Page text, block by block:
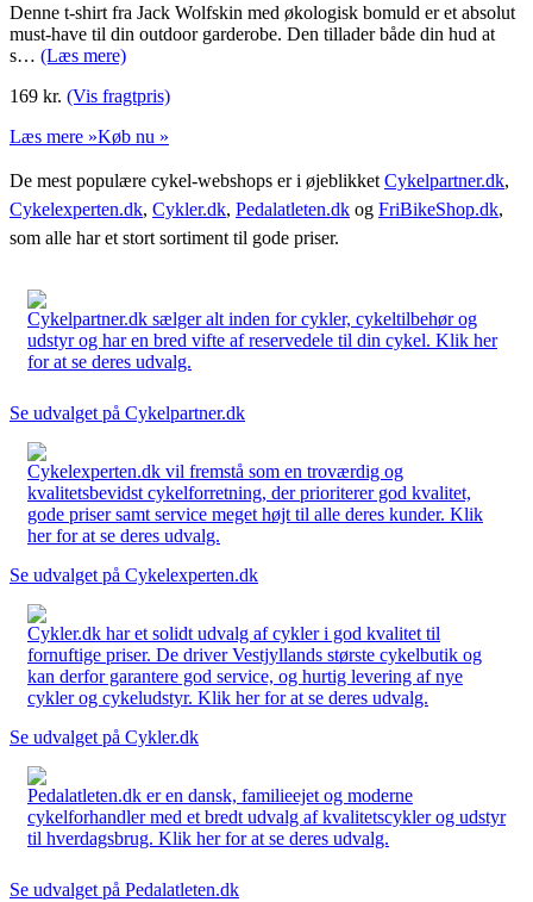
Denne t-shirt fra Jack Wolfskin med økologisk bomuld er et absolut
must-have til din outdoor garderobe. Den tillader både din hud at
s… (Læs mere)
169 kr. (Vis fragtpris)
Læs mere »Køb nu »
De mest populære cykel-webshops er i øjeblikket Cykelpartner.dk,
Cykelexperten.dk, Cykler.dk, Pedalatleten.dk og FriBikeShop.dk,
som alle har et stort sortiment til gode priser.
Cykelpartner.dk sælger alt inden for cykler, cykeltilbehør og
udstyr og har en bred vifte af reservedele til din cykel. Klik her
for at se deres udvalg.
Se udvalget på Cykelpartner.dk
Cykelexperten.dk vil fremstå som en troværdig og
kvalitetsbevidst cykelforretning, der prioriterer god kvalitet,
gode priser samt service meget højt til alle deres kunder. Klik
her for at se deres udvalg.
Se udvalget på Cykelexperten.dk
Cykler.dk har et solidt udvalg af cykler i god kvalitet til
fornuftige priser. De driver Vestjyllands største cykelbutik og
kan derfor garantere god service, og hurtig levering af nye
cykler og cykeludstyr. Klik her for at se deres udvalg.
Se udvalget på Cykler.dk
Pedalatleten.dk er en dansk, familieejet og moderne
cykelforhandler med et bredt udvalg af kvalitetscykler og udstyr
til hverdagsbrug. Klik her for at se deres udvalg.
Se udvalget på Pedalatleten.dk